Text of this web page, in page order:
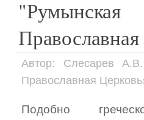
Автор: Слесарев
Православная
Подобно